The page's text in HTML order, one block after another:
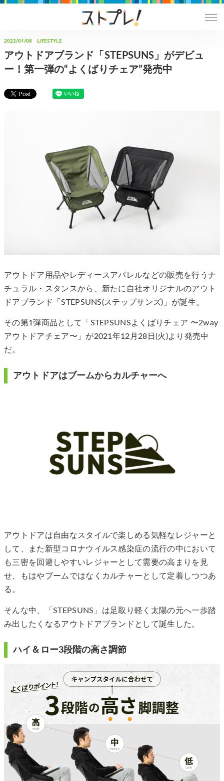
2022/01/08 LIFESTYLE
アウトドアブランド「STEPSUNS」がデビュ
ー！第一弾の“よくばりチェア”発売中
アウトドア用品やレディースアパレルなどの販売を行うナ
チュラル・スタンスから、新たに自社オリジナルのアウト
ドアブランド「STEPSUNS(ステップサンズ)」が誕生。
その第1弾商品として「STEPSUNSよくばりチェア 〜2way
アウトドアチェア〜」が2021年12月28日(火)より発売中
だ。
アウトドアはブームからカルチャーへ
アウトドアは自由なスタイルで楽しめる気軽なレジャーと
して、また新型コロナウイルス感染症の流行の中において
も三密を回避しやすいレジャーとして需要の高まりを見
せ、もはやブームではなくカルチャーとして定着しつつあ
る。
そんな中、「STEPSUNS」は足取り軽く太陽の元へ一歩踏
み出したくなるアウトドアブランドとして誕生した。
ハイ＆ロー3段階の高さ調節